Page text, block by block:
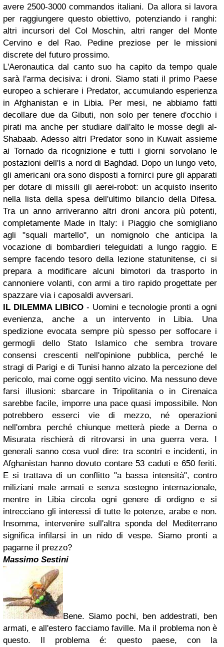
avere 2500-3000 commandos italiani. Da allora si lavora
per raggiungere questo obiettivo, potenziando i ranghi:
altri incursori del Col Moschin, altri ranger del Monte
Cervino e del Rao. Pedine preziose per le missioni
discrete del futuro prossimo.
L'Aeronautica dal canto suo ha capito da tempo quale
sarà l'arma decisiva: i droni. Siamo stati il primo Paese
europeo a schierare i Predator, accumulando esperienza
in Afghanistan e in Libia. Per mesi, ne abbiamo fatti
decollare due da Gibuti, non solo per tenere d'occhio i
pirati ma anche per studiare dall'alto le mosse degli al-
Shabaab. Adesso altri Predator sono in Kuwait assieme
ai Tornado da ricognizione e tutti i giorni sorvolano le
postazioni dell'Is a nord di Baghdad. Dopo un lungo veto,
gli americani ora sono disposti a fornirci pure gli apparati
per dotare di missili gli aerei-robot: un acquisto inserito
nella lista della spesa dell'ultimo bilancio della Difesa.
Tra un anno arriveranno altri droni ancora più potenti,
completamente Made in Italy: i Piaggio che somigliano
agli "squali martello", un nomignolo che anticipa la
vocazione di bombardieri teleguidati a lungo raggio. E
sempre facendo tesoro della lezione statunitense, ci si
prepara a modificare alcuni bimotori da trasporto in
cannoniere volanti, con armi a tiro rapido progettate per
spazzare via i caposaldi avversari.
IL DILEMMA LIBICO - Uomini e tecnologie pronti a ogni
evenienza, anche a un intervento in Libia. Una
spedizione evocata sempre più spesso per soffocare i
germogli dello Stato Islamico che sembra trovare
consensi crescenti nell'opinione pubblica, perché le
stragi di Parigi e di Tunisi hanno alzato la percezione del
pericolo, mai come oggi sentito vicino. Ma nessuno deve
farsi illusioni: sbarcare in Tripolitania o in Cirenaica
sarebbe facile, imporre una pace quasi impossibile. Non
potrebbero esserci vie di mezzo, né operazioni
nell'ombra perché chiunque metterà piede a Derna o
Misurata rischierà di ritrovarsi in una guerra vera. I
generali sanno cosa vuol dire: tra scontri e incidenti, in
Afghanistan hanno dovuto contare 53 caduti e 650 feriti.
E si trattava di un conflitto "a bassa intensità", contro
miliziani male armati e senza sostegno internazionale,
mentre in Libia circola ogni genere di ordigno e si
intrecciano gli interessi di tutte le potenze, arabe e non.
Insomma, intervenire sull'altra sponda del Mediterrano
significa infilarsi in un nido di vespe. Siamo pronti a
pagarne il prezzo?
Massimo Sestini
Bene. Siamo pochi, ben addestrati, ben
armati, e all'estero facciamo faville. Ma il problema non è
questo. Il problema é: questo paese, con la